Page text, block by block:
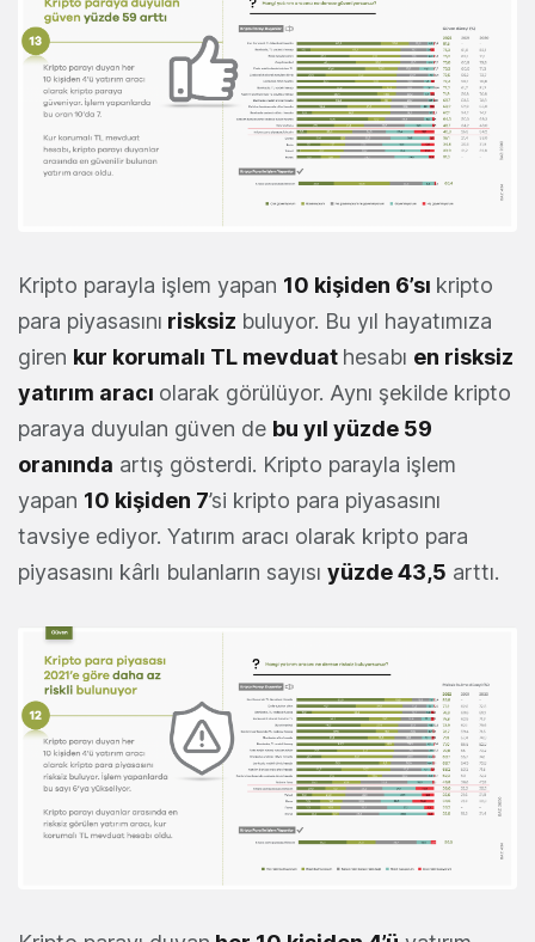
Kripto parayla işlem yapan 10 kişiden 6’sı kripto
para piyasasını risksiz buluyor. Bu yıl hayatımıza
giren kur korumalı TL mevduat hesabı en risksiz
yatırım aracı olarak görülüyor. Aynı şekilde kripto
paraya duyulan güven de bu yıl yüzde 59
oranında artış gösterdi. Kripto parayla işlem
yapan 10 kişiden 7’si kripto para piyasasını
tavsiye ediyor. Yatırım aracı olarak kripto para
piyasasını kârlı bulanların sayısı yüzde 43,5 arttı.